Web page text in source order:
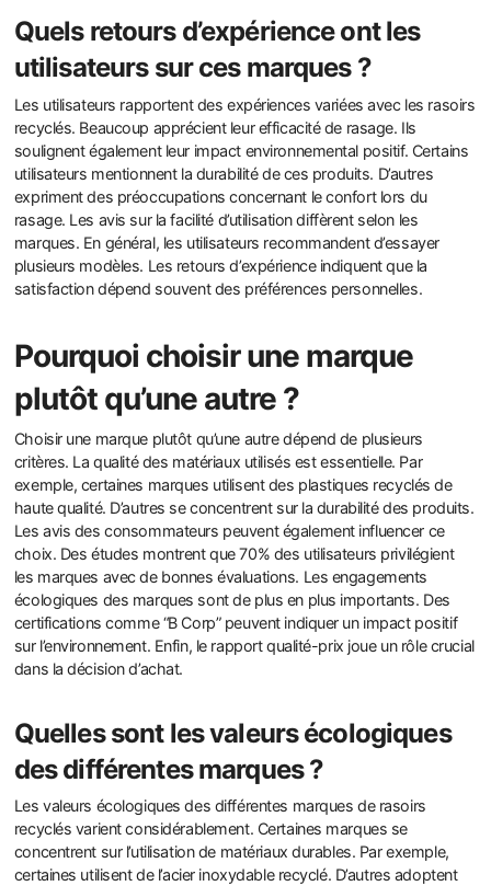
Quels retours d’expérience ont les
utilisateurs sur ces marques ?
Les utilisateurs rapportent des expériences variées avec les rasoirs
recyclés. Beaucoup apprécient leur efficacité de rasage. Ils
soulignent également leur impact environnemental positif. Certains
utilisateurs mentionnent la durabilité de ces produits. D’autres
expriment des préoccupations concernant le confort lors du
rasage. Les avis sur la facilité d’utilisation diffèrent selon les
marques. En général, les utilisateurs recommandent d’essayer
plusieurs modèles. Les retours d’expérience indiquent que la
satisfaction dépend souvent des préférences personnelles.
Pourquoi choisir une marque
plutôt qu’une autre ?
Choisir une marque plutôt qu’une autre dépend de plusieurs
critères. La qualité des matériaux utilisés est essentielle. Par
exemple, certaines marques utilisent des plastiques recyclés de
haute qualité. D’autres se concentrent sur la durabilité des produits.
Les avis des consommateurs peuvent également influencer ce
choix. Des études montrent que 70% des utilisateurs privilégient
les marques avec de bonnes évaluations. Les engagements
écologiques des marques sont de plus en plus importants. Des
certifications comme “B Corp” peuvent indiquer un impact positif
sur l’environnement. Enfin, le rapport qualité-prix joue un rôle crucial
dans la décision d’achat.
Quelles sont les valeurs écologiques
des différentes marques ?
Les valeurs écologiques des différentes marques de rasoirs
recyclés varient considérablement. Certaines marques se
concentrent sur l’utilisation de matériaux durables. Par exemple,
certaines utilisent de l’acier inoxydable recyclé. D’autres adoptent